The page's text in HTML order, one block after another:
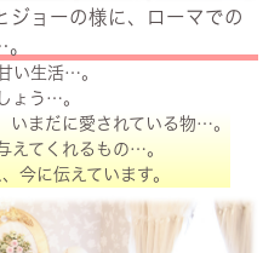
ョーの様に、ローマでの
い生活…。
ょう…。
いまだに愛されている物…。
えてくれるもの…。
今に伝えています。